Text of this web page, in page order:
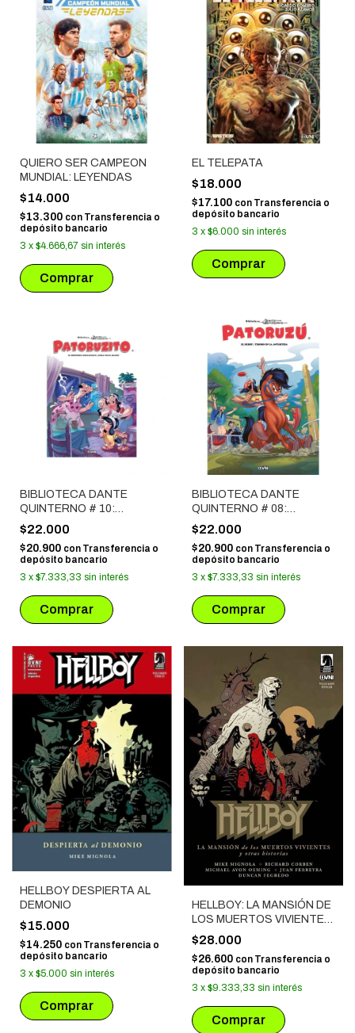
QUIERO SER CAMPEON
MUNDIAL: LEYENDAS
$14.000
$13.300 con Transferencia o
depósito bancario
3 x $4.666,67 sin interés
EL TELEPATA
$18.000
$17.100 con Transferencia o
depósito bancario
3 x $6.000 sin interés
BIBLIOTECA DANTE
QUINTERNO # 10:
PATORUZITO V
$22.000
$20.900 con Transferencia o
depósito bancario
3 x $7.333,33 sin interés
BIBLIOTECA DANTE
QUINTERNO # 08:
PATORUZÚ III
$22.000
$20.900 con Transferencia o
depósito bancario
3 x $7.333,33 sin interés
HELLBOY DESPIERTA AL
DEMONIO
$15.000
$14.250 con Transferencia o
depósito bancario
3 x $5.000 sin interés
HELLBOY: LA MANSIÓN DE
LOS MUERTOS VIVIENTES
Y OTRAS HISTORIAS
$28.000
$26.600 con Transferencia o
depósito bancario
3 x $9.333,33 sin interés